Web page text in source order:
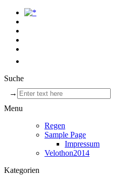
Suche
→
Menu
Regen
Sample Page
Impressum
Velothon2014
Kategorien